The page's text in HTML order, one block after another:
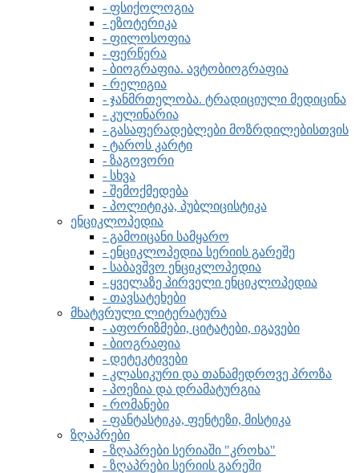
- ფსიქოლოგია
- ეზოტერიკა
- ფილოსოფია
- ფერწერა
- ბიოგრაფია. ავტობიოგრაფია
- რელიგია
- ჯანმრთელობა. ტრადიციული მედიცინა
- კულინარია
- გასაფერადებლები მოზრდილებისთვის
- ტაროს კარტი
- ზაგოვორი
- სხვა
- შემოქმედება
- პოლიტიკა, პუბლიცისტიკა
ენციკლოპედია
- გამოიცანი სამყარო
- ენციკლოპედია სერიის გარეშე
- საბავშვო ენციკლოპედია
- ყველაზე პირველი ენციკლოპედია
- თავსატეხები
მხატვრული ლიტერატურა
- აფორიზმები, ციტატები, იგავები
- ბიოგრაფია
- დეტეკტივები
- კლასიკური და თანამედროვე პროზა
- პოეზია და დრამატურგია
- რომანები
- ფანტასტიკა, ფენტეზი, მისტიკა
ზღაპრები
- ზღაპრები სერიაში "კროხა"
- ზღაპრები სერიის გარეში